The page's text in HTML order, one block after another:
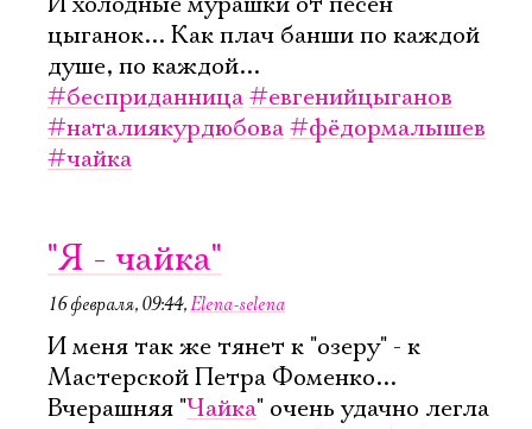
цыганок... Как плач банши по каждой
душе, по каждой...
#бесприданница#евгенийцыганов
#наталиякурдюбова#фёдормалышев
#чайка
"Я - чайка"
16 февраля, 09:44,Elena-selena
И меня так же тянет к "озеру" - к
Мастерской Петра Фоменко...
Вчерашняя "Чайка" очень удачно легла